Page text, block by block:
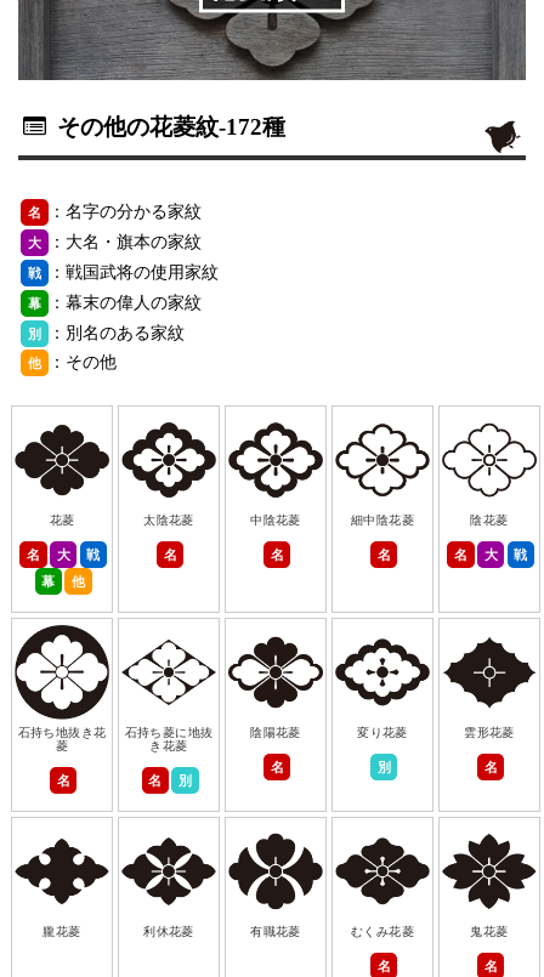
その他の花菱紋-172種
名 ：名字の分かる家紋
大 ：大名・旗本の家紋
戦 ：戦国武将の使用家紋
幕 ：幕末の偉人の家紋
別 ：別名のある家紋
他 ：その他
花菱
名 大
戦
幕
他
太陰花菱
名
中陰花菱
名
細中陰花菱
名
陰花菱
名 大 戦
石持ち地抜き花
菱
名
石持ち菱に地抜
き花菱
名 別
陰陽花菱
名
変り花菱
別
雲形花菱
名
朧花菱 利休花菱 有職花菱 むくみ花菱
名
鬼花菱
名